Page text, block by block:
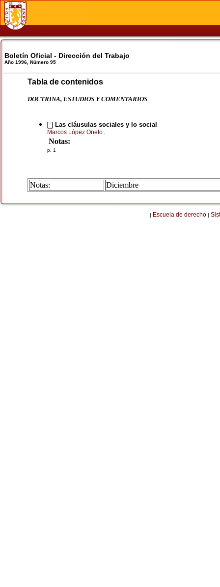
Boletín Oficial - Dirección del Trabajo
Año 1996, Número 95
Tabla de contenidos
DOCTRINA, ESTUDIOS Y COMENTARIOS
Las cláusulas sociales y lo social
Marcos López Oneto
Notas:
p. 1
Notas: Diciembre
| Escuela de derecho |